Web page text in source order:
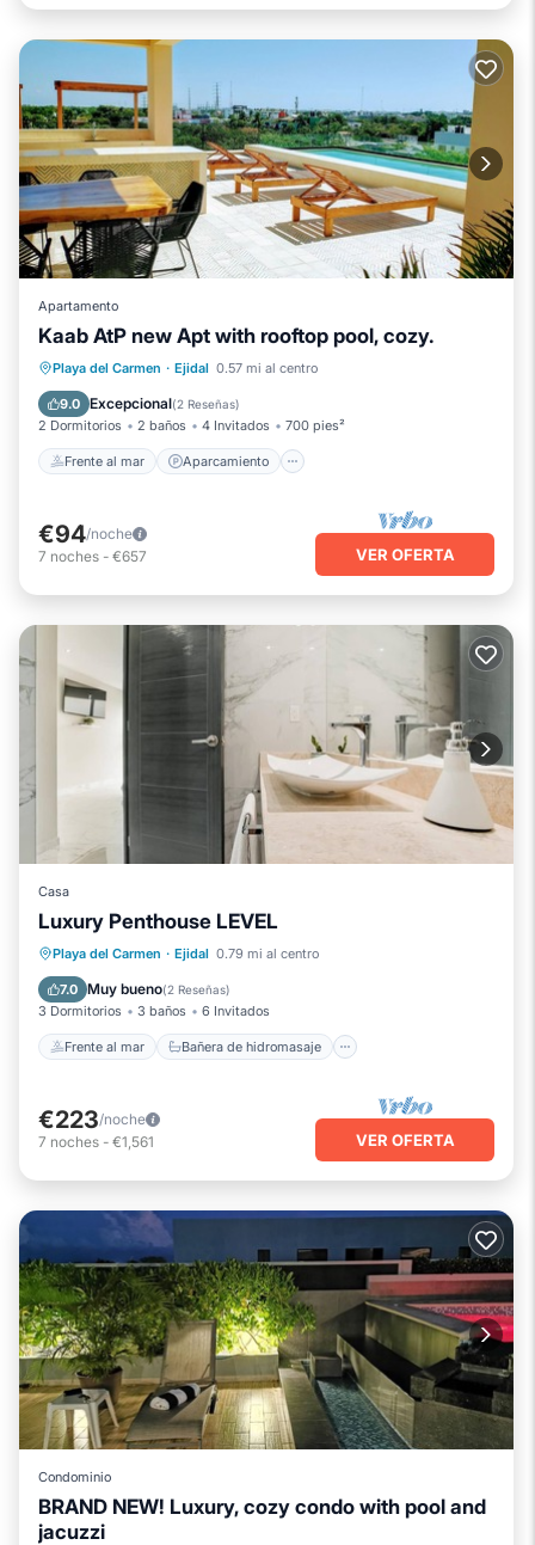
Apartamento
Kaab AtP new Apt with rooftop pool, cozy.
Playa del Carmen · Ejidal 0.57 mi al centro
9.0 Excepcional(2 Reseñas)
2 Dormitorios 2 baños 4 Invitados 700 pies²
Frente al mar Aparcamiento
Frente al mar Aparcamiento
Vista al mar
€94/noche
7 noches - €657 VER OFERTA
Casa
Luxury Penthouse LEVEL
Playa del Carmen · Ejidal 0.79 mi al centro
7.0 Muy bueno(2 Reseñas)
3 Dormitorios 3 baños 6 Invitados
Frente al mar Bañera de hidromasaje
Frente al mar
Bañera de hidromasaje
Aparcamiento
€223/noche
7 noches - €1,561 VER OFERTA
Condominio
BRAND NEW! Luxury, cozy condo with pool and
jacuzzi